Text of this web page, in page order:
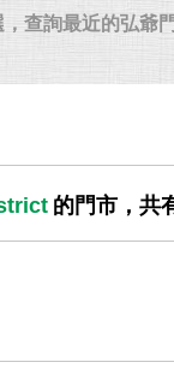
查詢最近的弘爺門
的門市，共